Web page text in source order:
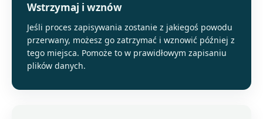
Wstrzymaj i wznów
Jeśli proces zapisywania zostanie z jakiegoś powodu
przerwany, możesz go zatrzymać i wznowić później z
tego miejsca. Pomoże to w prawidłowym zapisaniu
plików danych.